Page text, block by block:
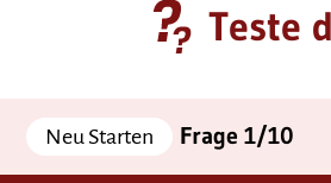
Teste
Neu Starten Frage 1/10